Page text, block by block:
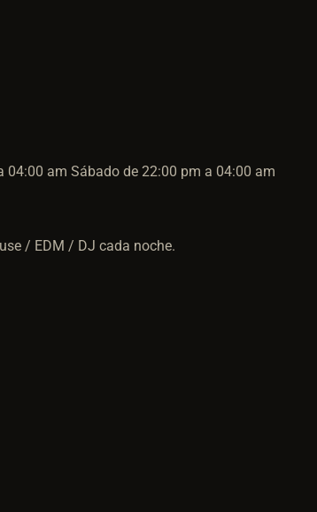
am Sábado de 22:00 pm a 04:00 am
/ EDM / DJ cada noche.